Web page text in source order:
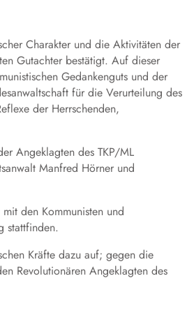
Charakter und die Aktivitäten der
Gutachter bestätigt. Auf dieser
Gedankenguts und der
für die Verurteilung des
der Herrschenden,
Angeklagten des TKP/ML
Manfred Hörner und
den Kommunisten und
stattfinden.
Kräfte dazu auf; gegen die
Revolutionären Angeklagten des